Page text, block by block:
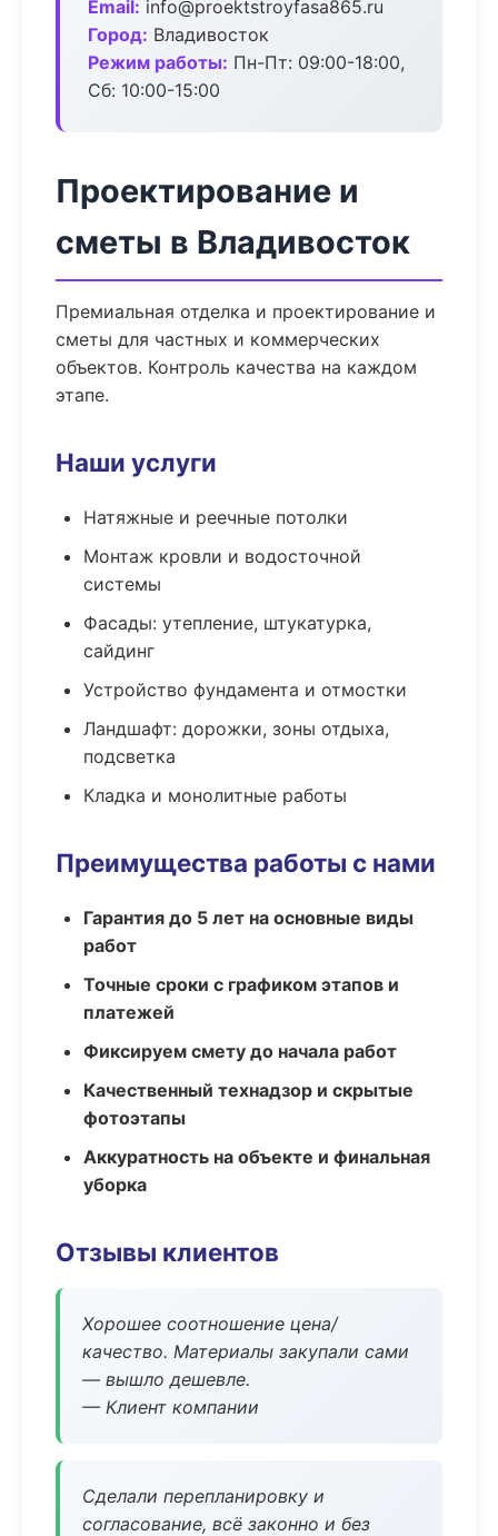
Email: info@proektstroyfasa865.ru
Город: Владивосток
Режим работы: Пн-Пт: 09:00-18:00,
Сб: 10:00-15:00
Проектирование и
сметы в Владивосток
Премиальная отделка и проектирование и
сметы для частных и коммерческих
объектов. Контроль качества на каждом
этапе.
Наши услуги
Натяжные и реечные потолки
Монтаж кровли и водосточной
системы
Фасады: утепление, штукатурка,
сайдинг
Устройство фундамента и отмостки
Ландшафт: дорожки, зоны отдыха,
подсветка
Кладка и монолитные работы
Преимущества работы с нами
Гарантия до 5 лет на основные виды
работ
Точные сроки с графиком этапов и
платежей
Фиксируем смету до начала работ
Качественный технадзор и скрытые
фотоэтапы
Аккуратность на объекте и финальная
уборка
Отзывы клиентов
Хорошее соотношение цена/
качество. Материалы закупали сами
— вышло дешевле.
— Клиент компании
Сделали перепланировку и
согласование, всё законно и без